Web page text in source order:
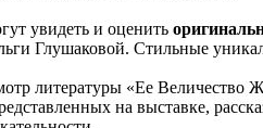
увидеть и оценить
Глушаковой. Стильные
литературы «Ее Величество
на выставке,